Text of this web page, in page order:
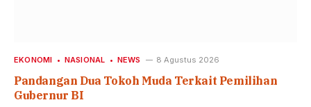
EKONOMI NASIONAL NEWS 8 Agustus 2026
Pandangan Dua Tokoh Muda Terkait Pemilihan
Gubernur BI